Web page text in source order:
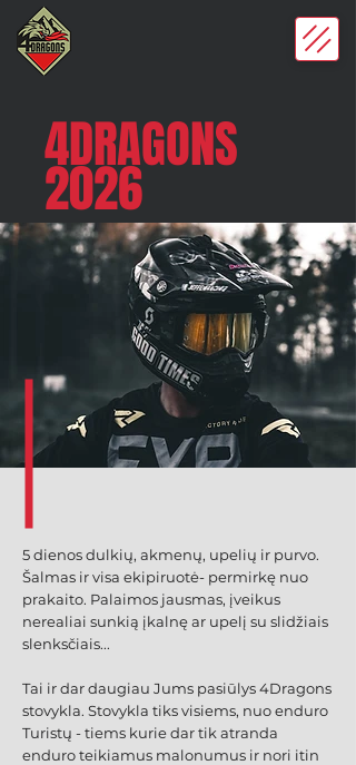
4DRAGONS
2026
5 dienos dulkių, akmenų, upelių ir purvo.
Šalmas ir visa ekipiruotė- permirkę nuo
prakaito. Palaimos jausmas, įveikus
nerealiai sunkią įkalnę ar upelį su slidžiais
slenksčiais...
Tai ir dar daugiau Jums pasiūlys 4Dragons
stovykla. Stovykla tiks visiems, nuo enduro
Turistų - tiems kurie dar tik atranda
enduro teikiamus malonumus ir nori itin